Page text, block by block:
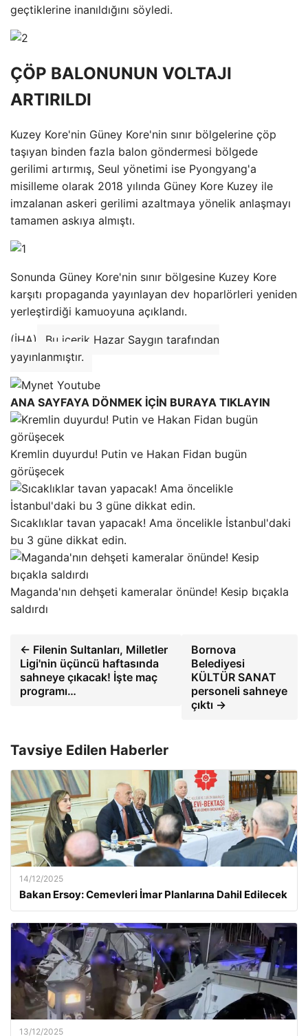
geçtiklerine inanıldığını söyledi.
ÇÖP BALONUNUN VOLTAJI
ARTIRILDI
Kuzey Kore'nin Güney Kore'nin sınır bölgelerine çöp
taşıyan binden fazla balon göndermesi bölgede
gerilimi artırmış, Seul yönetimi ise Pyongyang'a
misilleme olarak 2018 yılında Güney Kore Kuzey ile
imzalanan askeri gerilimi azaltmaya yönelik anlaşmayı
tamamen askıya almıştı.
Sonunda Güney Kore'nin sınır bölgesine Kuzey Kore
karşıtı propaganda yayınlayan dev hoparlörleri yeniden
yerleştirdiği kamuoyuna açıklandı.
(İHA)
Bu içerik Hazar Saygın tarafından
yayınlanmıştır.
ANA SAYFAYA DÖNMEK İÇİN BURAYA TIKLAYIN
Kremlin duyurdu! Putin ve Hakan Fidan bugün
görüşecek
Sıcaklıklar tavan yapacak! Ama öncelikle İstanbul'daki
bu 3 güne dikkat edin.
Maganda'nın dehşeti kameralar önünde! Kesip bıçakla
saldırdı
← Filenin Sultanları, Milletler
Ligi'nin üçüncü haftasında
sahneye çıkacak! İşte maç
programı…
Bornova
Belediyesi
KÜLTÜR SANAT
personeli sahneye
çıktı →
Tavsiye Edilen Haberler
14/12/2025
Bakan Ersoy: Cemevleri İmar Planlarına Dahil Edilecek
13/12/2025